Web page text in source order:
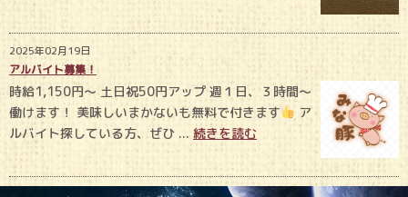
2025年02月19日
アルバイト募集！
時給1,150円〜 土日祝50円アップ 週１日、３時間〜
働けます！ 美味しいまかないも無料で付きます
ア
ルバイト探している方、ぜひ ... 続きを読む